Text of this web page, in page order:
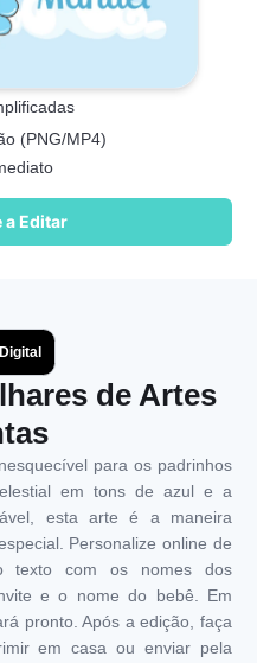
(PNG/MP4)
a Editar
de Artes
para os padrinhos
em tons de azul e a
esta arte é a maneira
Personalize online de
texto com os nomes dos
e o nome do bebê. Em
pronto. Após a edição, faça
em casa ou enviar pela